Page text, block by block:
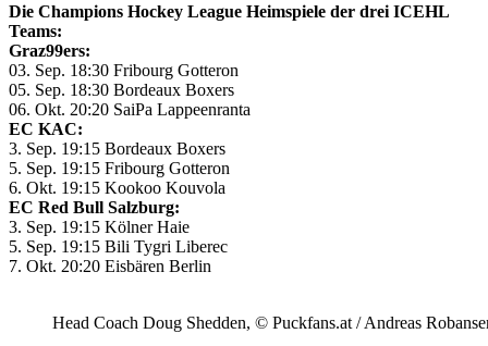
Die Champions Hockey League Heimspiele der drei ICEHL
Teams:
Graz99ers:
03. Sep. 18:30 Fribourg Gotteron
05. Sep. 18:30 Bordeaux Boxers
06. Okt. 20:20 SaiPa Lappeenranta
EC KAC:
3. Sep. 19:15 Bordeaux Boxers
5. Sep. 19:15 Fribourg Gotteron
6. Okt. 19:15 Kookoo Kouvola
EC Red Bull Salzburg:
3. Sep. 19:15 Kölner Haie
5. Sep. 19:15 Bili Tygri Liberec
7. Okt. 20:20 Eisbären Berlin
Head Coach Doug Shedden, © Puckfans.at / Andreas